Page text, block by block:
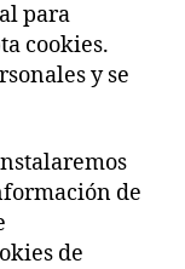
para
cookies.
y se
de
de